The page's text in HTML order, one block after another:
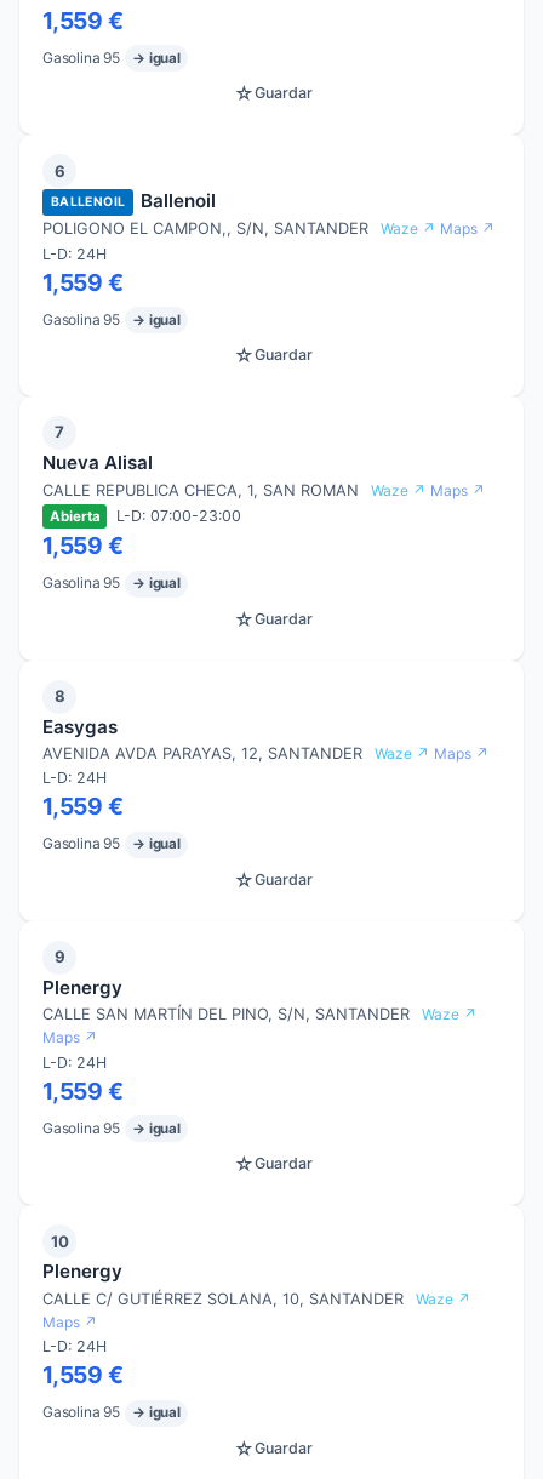
1,559 €
Gasolina 95 → igual
☆Guardar
6
BALLENOIL Ballenoil
POLIGONO EL CAMPON,, S/N, SANTANDER Waze ↗ Maps ↗
L-D: 24H
1,559 €
Gasolina 95 → igual
☆Guardar
7
Nueva Alisal
CALLE REPUBLICA CHECA, 1, SAN ROMAN Waze ↗ Maps ↗
Abierta L-D: 07:00-23:00
1,559 €
Gasolina 95 → igual
☆Guardar
8
Easygas
AVENIDA AVDA PARAYAS, 12, SANTANDER Waze ↗ Maps ↗
L-D: 24H
1,559 €
Gasolina 95 → igual
☆Guardar
9
Plenergy
CALLE SAN MARTÍN DEL PINO, S/N, SANTANDER
Waze ↗
Maps ↗
L-D: 24H
1,559 €
Gasolina 95 → igual
☆Guardar
10
Plenergy
CALLE C/ GUTIÉRREZ SOLANA, 10, SANTANDER
Waze ↗
Maps ↗
L-D: 24H
1,559 €
Gasolina 95 → igual
☆Guardar